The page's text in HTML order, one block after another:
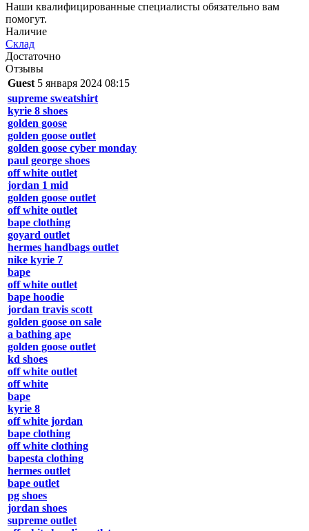
Наши квалифицированные специалисты обязательно вам
помогут.
Наличие
Склад
Достаточно
Отзывы
Guest 5 января 2024 08:15
supreme sweatshirt
kyrie 8 shoes
golden goose
golden goose outlet
golden goose cyber monday
paul george shoes
off white outlet
jordan 1 mid
golden goose outlet
off white outlet
bape clothing
goyard outlet
hermes handbags outlet
nike kyrie 7
bape
off white outlet
bape hoodie
jordan travis scott
golden goose on sale
a bathing ape
golden goose outlet
kd shoes
off white outlet
off white
bape
kyrie 8
off white jordan
bape clothing
off white clothing
bapesta clothing
hermes outlet
bape outlet
pg shoes
jordan shoes
supreme outlet